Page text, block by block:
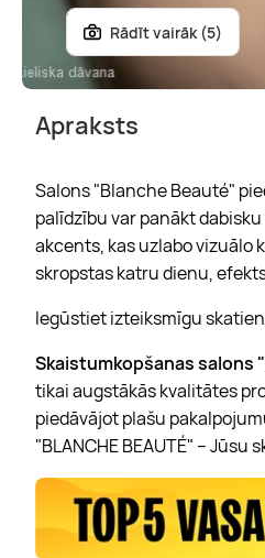
Rādīt vairāk (5)
Apraksts
Salons "Blanche Beauté"
palīdzību var panākt
akcents, kas uzlabo vizuālo
skropstas katru dienu,
Iegūstiet izteiksmīgu
Skaistumkopšanas salons
tikai augstākās kvalitātes
piedāvājot plašu
"BLANCHE BEAUTÉ" –